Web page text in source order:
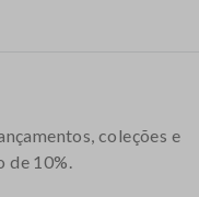
coleções e
de 10%.